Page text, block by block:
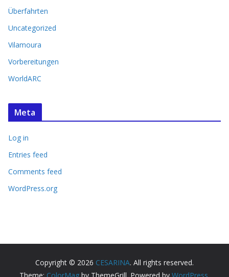
Überfahrten
Uncategorized
Vilamoura
Vorbereitungen
WorldARC
Meta
Log in
Entries feed
Comments feed
WordPress.org
Copyright © 2026 CESARINA. All rights reserved.